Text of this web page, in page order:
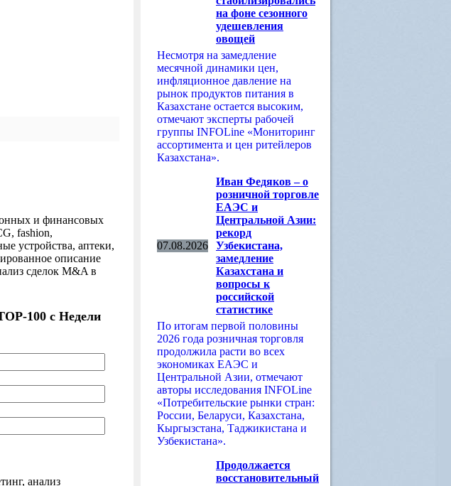
и финансовых
fashion,
устройства, аптеки,
описание
сделок M&A в
100 с Недели
анализ
на фоне сезонного
удешевления
овощей
Несмотря на замедление
месячной динамики цен,
инфляционное давление на
рынок продуктов питания в
Казахстане остается высоким,
отмечают эксперты рабочей
группы INFOLine «Мониторинг
ассортимента и цен ритейлеров
Казахстана».
07.08.2026
Иван Федяков – о
розничной торговле
ЕАЭС и
Центральной Азии:
рекорд
Узбекистана,
замедление
Казахстана и
вопросы к
российской
статистике
По итогам первой половины
2026 года розничная торговля
продолжила расти во всех
экономиках ЕАЭС и
Центральной Азии, отмечают
авторы исследования INFOLine
«Потребительские рынки стран:
России, Беларуси, Казахстана,
Кыргызстана, Таджикистана и
Узбекистана».
Продолжается
восстановительный